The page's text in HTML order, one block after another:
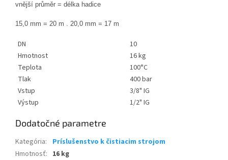
vnější průměr = délka hadice
15,0 mm = 20 m . 20,0 mm = 17 m
DN
10
Hmotnost
16 kg
Teplota
100°C
Tlak
400 bar
Vstup
3/8" IG
Výstup
1/2" IG
Dodatočné parametre
Kategória:
Príslušenstvo k čistiacim strojom
Hmotnosť: 16 kg